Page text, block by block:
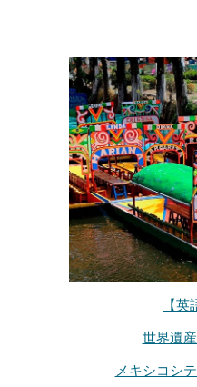
【英
世界遺
メキシコシ